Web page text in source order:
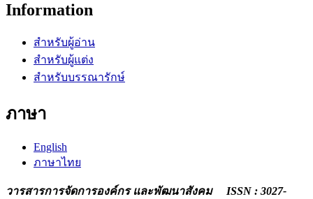
Information
สำหรับผู้อ่าน
สำหรับผู้แต่ง
สำหรับบรรณารักษ์
ภาษา
English
ภาษาไทย
วารสารการจัดการองค์กร และพัฒนาสังคม ISSN : 3027-